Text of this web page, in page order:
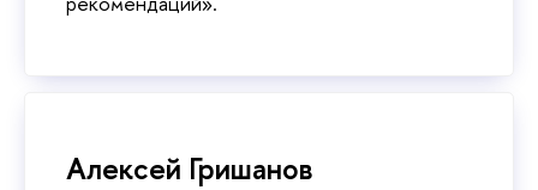
Алексей Гришанов